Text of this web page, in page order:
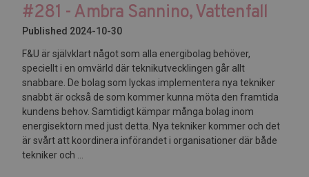
#281 - Ambra Sannino, Vattenfall
Published 2024-10-30
F&U är självklart något som alla energibolag behöver,
speciellt i en omvärld där teknikutvecklingen går allt
snabbare. De bolag som lyckas implementera nya tekniker
snabbt är också de som kommer kunna möta den framtida
kundens behov. Samtidigt kämpar många bolag inom
energisektorn med just detta. Nya tekniker kommer och det
är svårt att koordinera införandet i organisationer där både
tekniker och ...